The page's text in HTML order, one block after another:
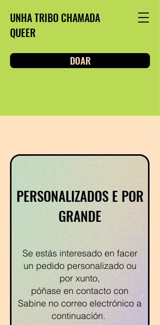
UNHA TRIBO CHAMADA
QUEER
DOAR
PERSONALIZADOS E POR
GRANDE
Se estás interesado en facer
un pedido personalizado ou
por xunto,
póñase en contacto con
Sabine no correo electrónico a
continuación.